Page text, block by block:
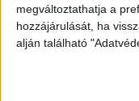
megváltoztathatja a
hozzájárulását, ha
alján található